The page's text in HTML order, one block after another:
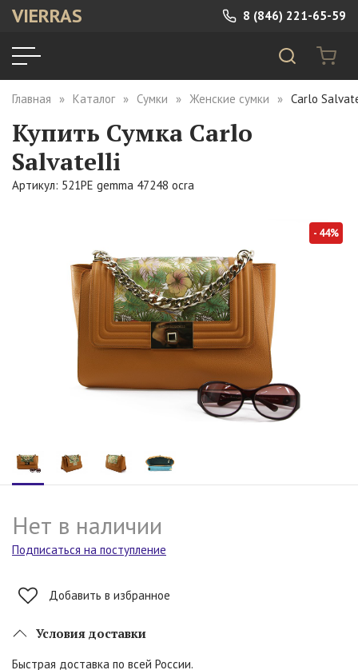
VIERRAS 8 (846) 221-65-59
Главная Каталог Сумки Женские сумки Carlo
Купить Сумка Carlo
Salvatelli
Артикул: 521PE gemma 47248 ocra
- 44%
Нет в наличии
Подписаться на поступление
Добавить в избранное
Условия доставки
Быстрая доставка по всей России.